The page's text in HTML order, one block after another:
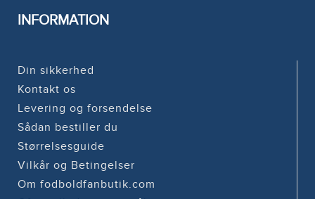
INFORMATION
Din sikkerhed
Kontakt os
Levering og forsendelse
Sådan bestiller du
Størrelsesguide
Vilkår og Betingelser
Om fodboldfanbutik.com